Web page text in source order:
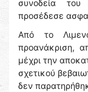
συνοδεία του
προσέδεσε
Από το
προανάκριση,
μέχρι την
σχετικού
δεν